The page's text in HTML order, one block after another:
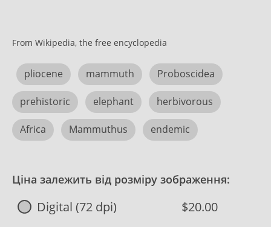
From Wikipedia, the free encyclopedia
pliocene mammuth Proboscidea
prehistoric elephant herbivorous
Africa Mammuthus endemic
Ціна залежить від розміру зображення:
Digital (72 dpi)
$20.00